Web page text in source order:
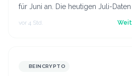
für Juni an. Die heutigen Juli-
vor 4 Std.
BEINCRYPTO